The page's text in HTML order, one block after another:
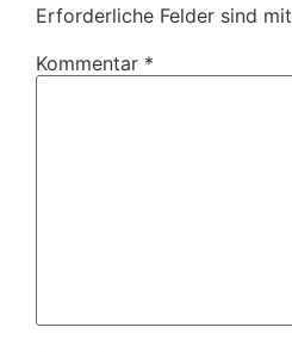
Erforderliche Felder sind mit
Kommentar *